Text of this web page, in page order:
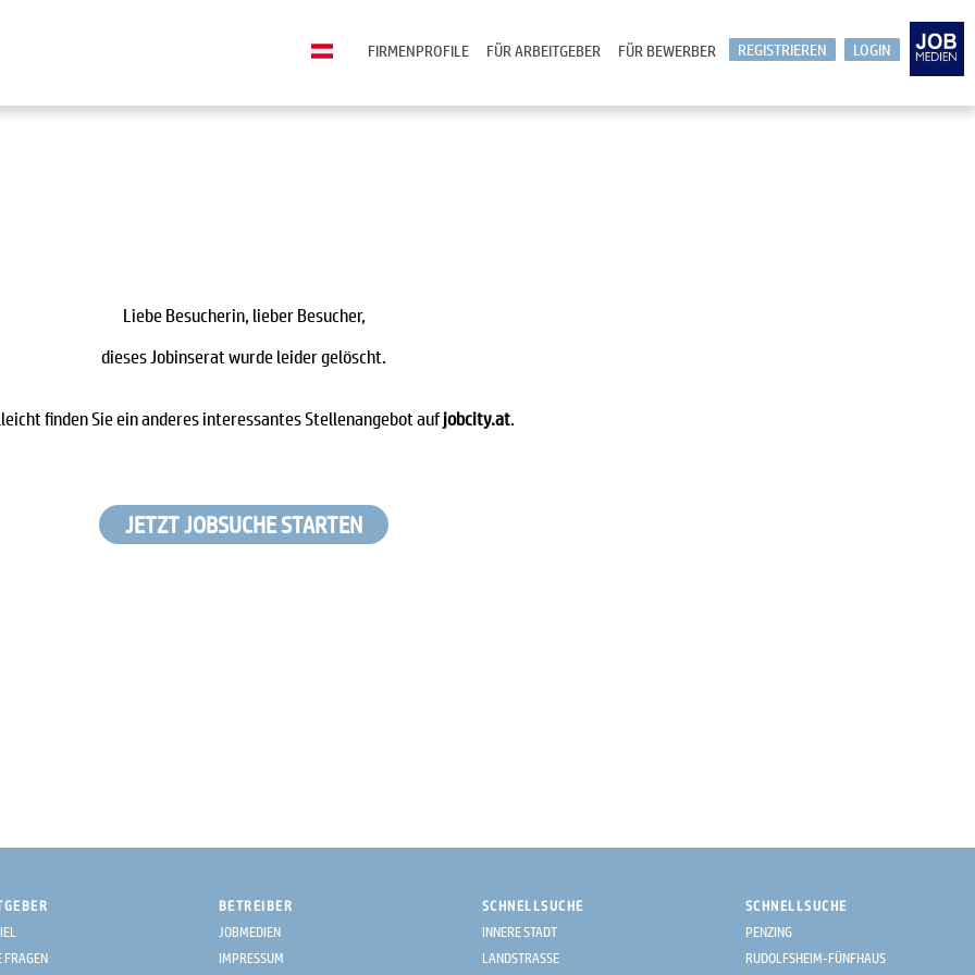
LOGIN
REGISTRIEREN
FÜR BEWERBER
FÜR ARBEITGEBER
FIRMENPROFILE
Liebe Besucherin, lieber Besucher,
dieses Jobinserat wurde leider gelöscht.
finden Sie ein anderes interessantes Stellenangebot aufjobcity.at.
JETZT JOBSUCHE STARTEN
FRAGEN
BETREIBER
JOBMEDIEN
IMPRESSUM
SCHNELLSUCHE
INNERE STADT
LANDSTRASSE
SCHNELLSUCHE
PENZING
RUDOLFSHEIM-FÜNFHAUS